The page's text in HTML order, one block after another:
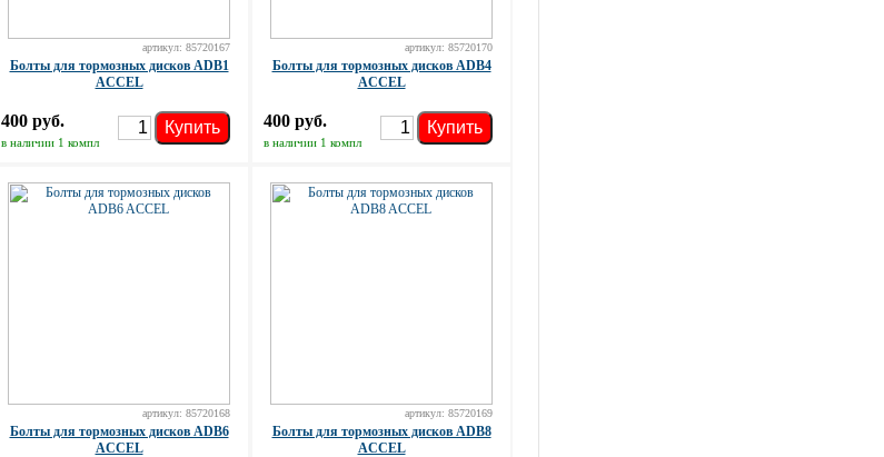
артикул: 85720167
Болты для тормозных дисков ADB1
ACCEL
400 руб.
в наличии 1 компл
Купить
артикул: 85720170
Болты для тормозных дисков ADB4
ACCEL
400 руб.
в наличии 1 компл
Купить
артикул: 85720168
Болты для тормозных дисков ADB6
ACCEL
артикул: 85720169
Болты для тормозных дисков ADB8
ACCEL